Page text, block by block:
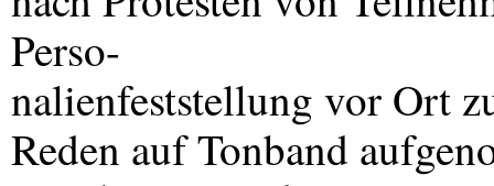
Perso-
nalienfeststellung vor Ort
Reden auf Tonband